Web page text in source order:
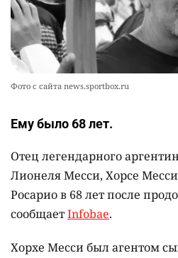
Фото с сайта news.sportbox.ru
Ему было 68 лет.
Отец легендарного
Лионеля Месси, Хорсе
Росарио в 68 лет после
сообщаетInfobae.
Хорхе Месси был агентом